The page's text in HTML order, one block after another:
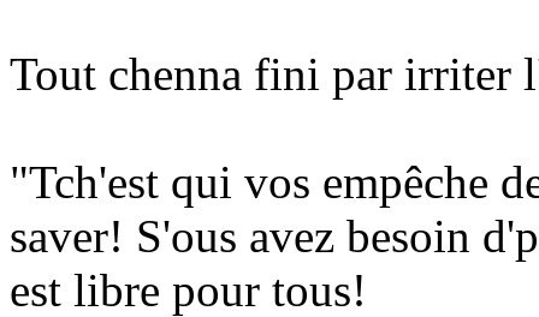
Tout chenna fini par irriter
"Tch'est qui vos empêche
saver! S'ous avez besoin
est libre pour tous!